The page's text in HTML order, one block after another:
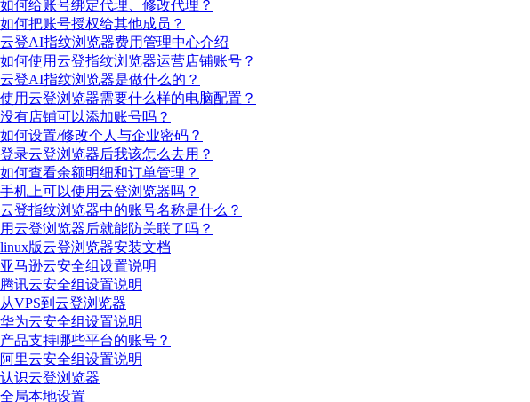
如何给账号绑定代理、修改代理？
如何把账号授权给其他成员？
云登AI指纹浏览器费用管理中心介绍
如何使用云登指纹浏览器运营店铺账号？
云登AI指纹浏览器是做什么的？
使用云登浏览器需要什么样的电脑配置？
没有店铺可以添加账号吗？
如何设置/修改个人与企业密码？
登录云登浏览器后我该怎么去用？
如何查看余额明细和订单管理？
手机上可以使用云登浏览器吗？
云登指纹浏览器中的账号名称是什么？
用云登浏览器后就能防关联了吗？
linux版云登浏览器安装文档
亚马逊云安全组设置说明
腾讯云安全组设置说明
从VPS到云登浏览器
华为云安全组设置说明
产品支持哪些平台的账号？
阿里云安全组设置说明
认识云登浏览器
全局本地设置